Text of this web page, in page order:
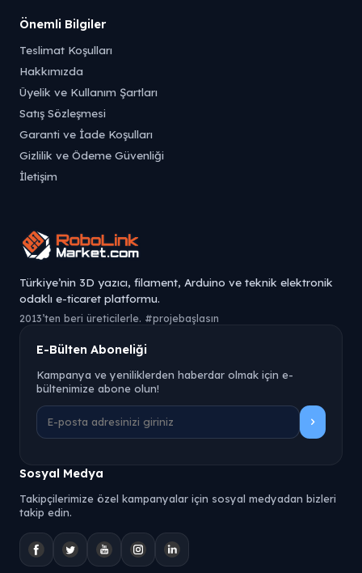
Önemli Bilgiler
Teslimat Koşulları
Hakkımızda
Üyelik ve Kullanım Şartları
Satış Sözleşmesi
Garanti ve İade Koşulları
Gizlilik ve Ödeme Güvenliği
İletişim
Türkiye’nin 3D yazıcı, filament, Arduino ve teknik elektronik
odaklı e-ticaret platformu.
2013’ten beri üreticilerle. #projebaşlasın
E-Bülten Aboneliği
Kampanya ve yeniliklerden haberdar olmak için e-
bültenimize abone olun!
Sosyal Medya
Takipçilerimize özel kampanyalar için sosyal medyadan bizleri
takip edin.